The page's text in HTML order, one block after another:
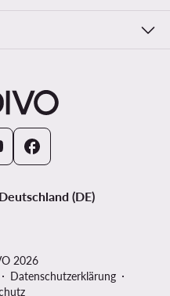
(DE)
2026
Datenschutzerklärung